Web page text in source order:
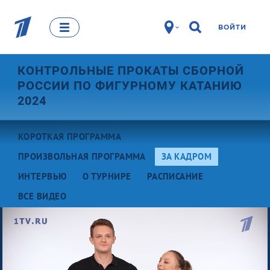
ВОЙТИ
КОНТРОЛЬНЫЕ ПРОКАТЫ СБОРНОЙ
РОССИИ ПО ФИГУРНОМУ КАТАНИЮ
2024
КОРОТКАЯ ПРОГРАММА
ПРОИЗВОЛЬНАЯ ПРОГРАММА
ЗА КАДРОМ
ИНТЕРВЬЮ
О ТУРНИРЕ
РАСПИСАНИЕ
ВСЕ ВИДЕО